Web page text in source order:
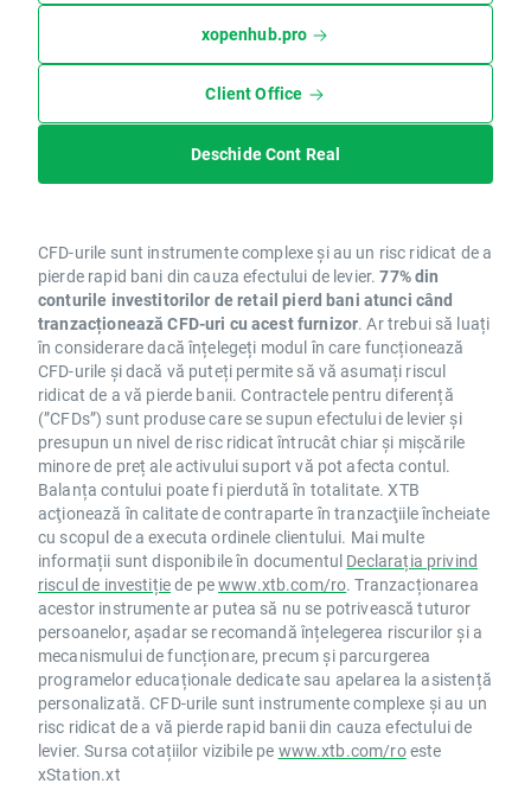
xopenhub.pro
Client Office
Deschide Cont Real
CFD-urile sunt instrumente complexe și au un risc ridicat de a
pierde rapid bani din cauza efectului de levier.77% din
conturile investitorilor de retail pierd bani atunci când
tranzacționează CFD-uri cu acest furnizor. Ar trebui să luați
în considerare dacă înțelegeți modul în care funcționează
CFD-urile și dacă vă puteți permite să vă asumați riscul
ridicat de a vă pierde banii. Contractele pentru diferență
(”CFDs”) sunt produse care se supun efectului de levier și
presupun un nivel de risc ridicat întrucât chiar și mișcările
minore de preț ale activului suport vă pot afecta contul.
Balanța contului poate fi pierdută în totalitate. XTB
acţionează în calitate de contraparte în tranzacţiile încheiate
cu scopul de a executa ordinele clientului. Mai multe
informații sunt disponibile în documentul Declarația privind
riscul de investițiede pewww.xtb.com/ro. Tranzacționarea
acestor instrumente ar putea să nu se potrivească tuturor
persoanelor, așadar se recomandă înțelegerea riscurilor și a
mecanismului de funcționare, precum și parcurgerea
programelor educaționale dedicate sau apelarea la asistență
personalizată. CFD-urile sunt instrumente complexe și au un
risc ridicat de a vă pierde rapid banii din cauza efectului de
levier. Sursa cotațiilor vizibile pe www.xtb.com/roeste
xStation.xt